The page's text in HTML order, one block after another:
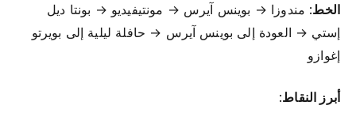
الخط: مندوزا → بوينس آيرس → مونتيفيديو → بونتا ديل
إستي → العودة إلى بوينس آيرس → حافلة ليلية إلى بويرتو
إغوازو
أبرز النقاط: